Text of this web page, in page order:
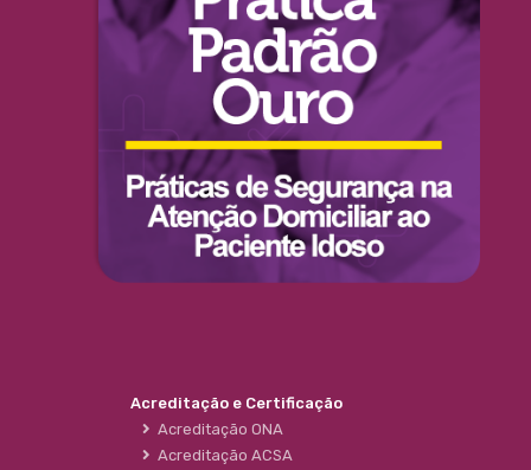
Acreditação e Certificação
Acreditação ONA
Acreditação ACSA